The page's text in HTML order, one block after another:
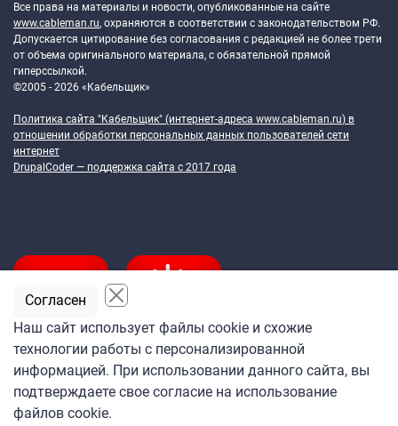
Все права на материалы и новости, опубликованные на сайте
www.cableman.ru, охраняются в соответствии с законодательством РФ.
Допускается цитирование без согласования с редакцией не более трети
от объема оригинального материала, с обязательной прямой
гиперссылкой.
©2005 - 2026 «Кабельщик»
Политика сайта "Кабельщик" (интернет-адреса www.cableman.ru) в
отношении обработки персональных данных пользователей сети
интернет
DrupalCoder — поддержка сайта c 2017 года
Подпишитесь
на ежедневную рассылку
«Кабельщика»
Наш сайт использует файлы cookie и схожие
технологии работы с персонализированной
информацией. При использовании данного сайта, вы
подтверждаете свое согласие на использование
файлов cookie.
Согласен